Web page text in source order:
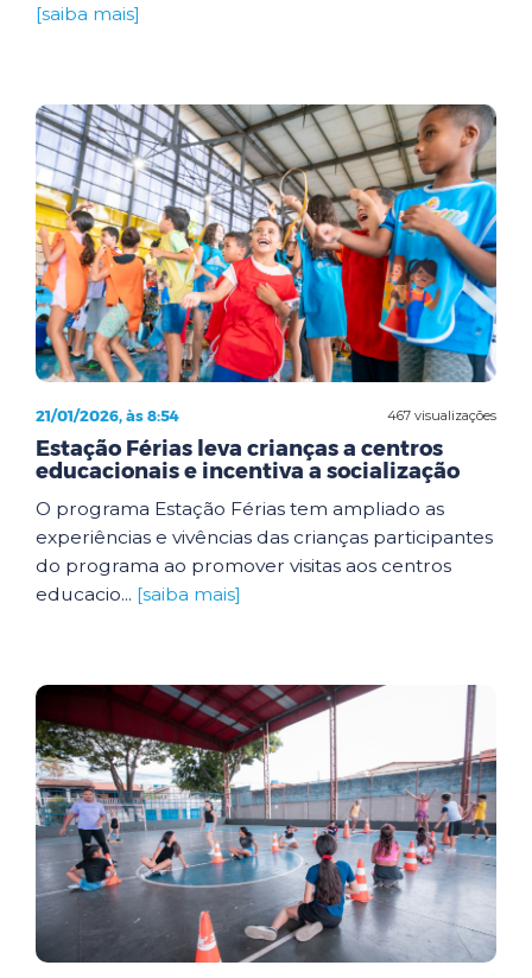
[saiba mais]
467 visualizações
21/01/2026, às 8:54
Estação Férias leva crianças a centros
educacionais e incentiva a socialização
O programa Estação Férias tem ampliado as
experiências e vivências das crianças participantes
do programa ao promover visitas aos centros
educacio... [saiba mais]